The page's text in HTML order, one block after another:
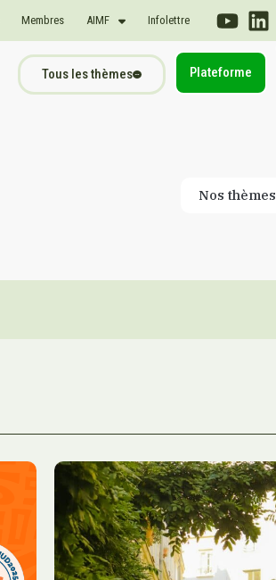
Membres AIMF Infolettre
Tous les thèmes Plateforme
Nos thèmes